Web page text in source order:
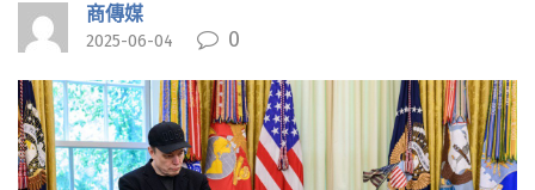
商傳媒
2025-06-04 0